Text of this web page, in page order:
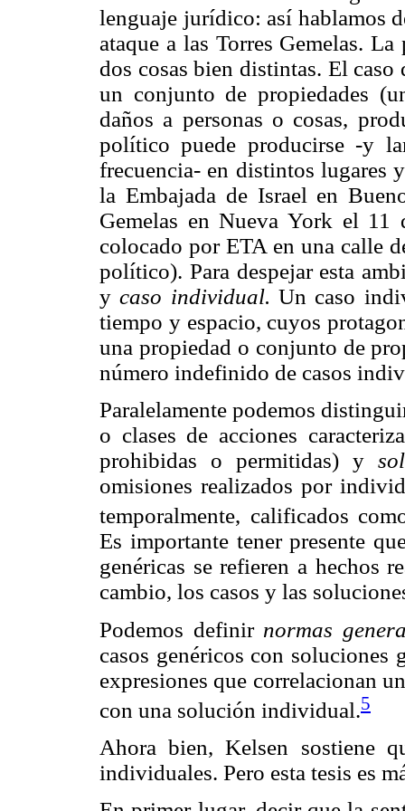
lenguaje jurídico: así hablamos
ataque a las Torres Gemelas.
dos cosas bien distintas. El
un conjunto de propiedades
daños a personas o cosas,
político puede producirse -y
frecuencia- en distintos lugares
la Embajada de Israel en
Gemelas en Nueva York el 11
colocado por ETA en una calle
político). Para despejar esta
ycaso individual. Un caso
tiempo y espacio, cuyos
una propiedad o conjunto de
número indefinido de casos
Paralelamente podemos
o clases de acciones
prohibidas o permitidas) y
omisiones realizados por
temporalmente, calificados
Es importante tener presente
genéricas se refieren a hechos
cambio, los casos y las
Podemos definir normas
casos genéricos con soluciones
expresiones que correlacionan
con una solución individual.5
Ahora bien, Kelsen sostiene
individuales. Pero esta tesis es